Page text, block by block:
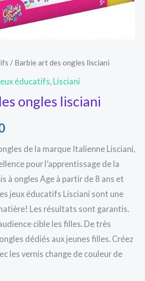
/ Barbie art des ongles lisciani
éducatifs Lisciani
ongles lisciani
de la marque Italienne Lisciani,
pour l’apprentissage de la
à ongles Age à partir de 8 ans et
jeux éducatifs Lisciani sont une
Les résultats sont garantis.
cible les filles. De très
dédiés aux jeunes filles. Créez
les vernis change de couleur de